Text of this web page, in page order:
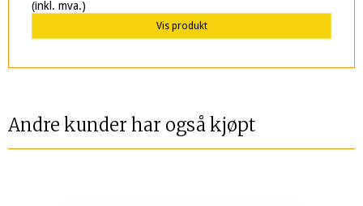
(inkl. mva.)
Vis produkt
Andre kunder har også kjøpt